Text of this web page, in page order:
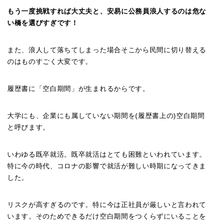
もう一度挑戦すれば大丈夫と、安易に公務員浪人するのは危な
い橋を選びすぎです！
また、浪人して落ちてしまった場合そこから民間に切り替える
のはものすごく大変です。
履歴書に「空白期間」が生まれるからです。
大学にも、企業にも属していない期間を(履歴書上の)空白期間
と呼びます。
いわゆる既卒就活。既卒就活はとても困難といわれています。
特に今の時代、コロナの影響で就活が難しい時期になってきま
した。
リスクが高すぎるのです。特に今は正社員が厳しいと言われて
います。そのためできるだけ空白期間をつくらずにいることを